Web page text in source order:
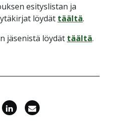
esityslistan ja
löydät täältä.
jäsenistä löydät täältä.